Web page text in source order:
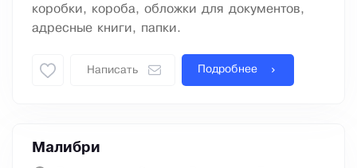
коробки, короба, обложки для документов,
адресные книги, папки.
Написать Подробнее
Малибри